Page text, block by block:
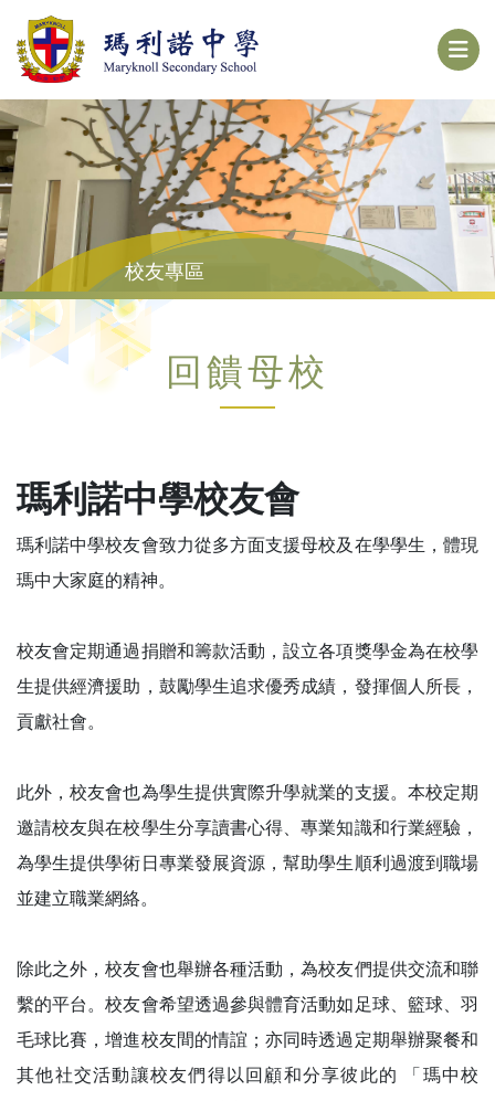
校友專區
回饋母校
瑪利諾中學校友會
瑪利諾中學校友會致力從多方面支援母校及在學學生，體現
瑪中大家庭的精神。
校友會定期通過捐贈和籌款活動，設立各項獎學金為在校學
生提供經濟援助，鼓勵學生追求優秀成績，發揮個人所長，
貢獻社會。
此外，校友會也為學生提供實際升學就業的支援。本校定期
邀請校友與在校學生分享讀書心得、專業知識和行業經驗，
為學生提供學術日專業發展資源，幫助學生順利過渡到職場
並建立職業網絡。
除此之外，校友會也舉辦各種活動，為校友們提供交流和聯
繫的平台。校友會希望透過參與體育活動如足球、籃球、羽
毛球比賽，增進校友間的情誼；亦同時透過定期舉辦聚餐和
其他社交活動讓校友們得以回顧和分享彼此的 「瑪中校